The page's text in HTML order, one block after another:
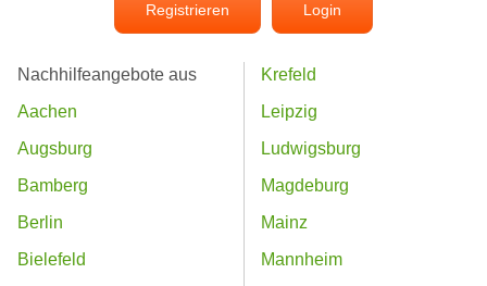
Registrieren Login
Nachhilfeangebote aus
Aachen
Augsburg
Bamberg
Berlin
Bielefeld
Krefeld
Leipzig
Ludwigsburg
Magdeburg
Mainz
Mannheim